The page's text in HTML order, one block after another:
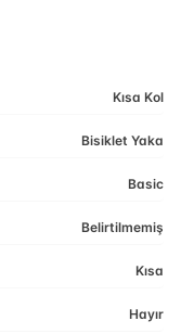
Kısa Kol
Bisiklet Yaka
Basic
Belirtilmemiş
Kısa
Hayır